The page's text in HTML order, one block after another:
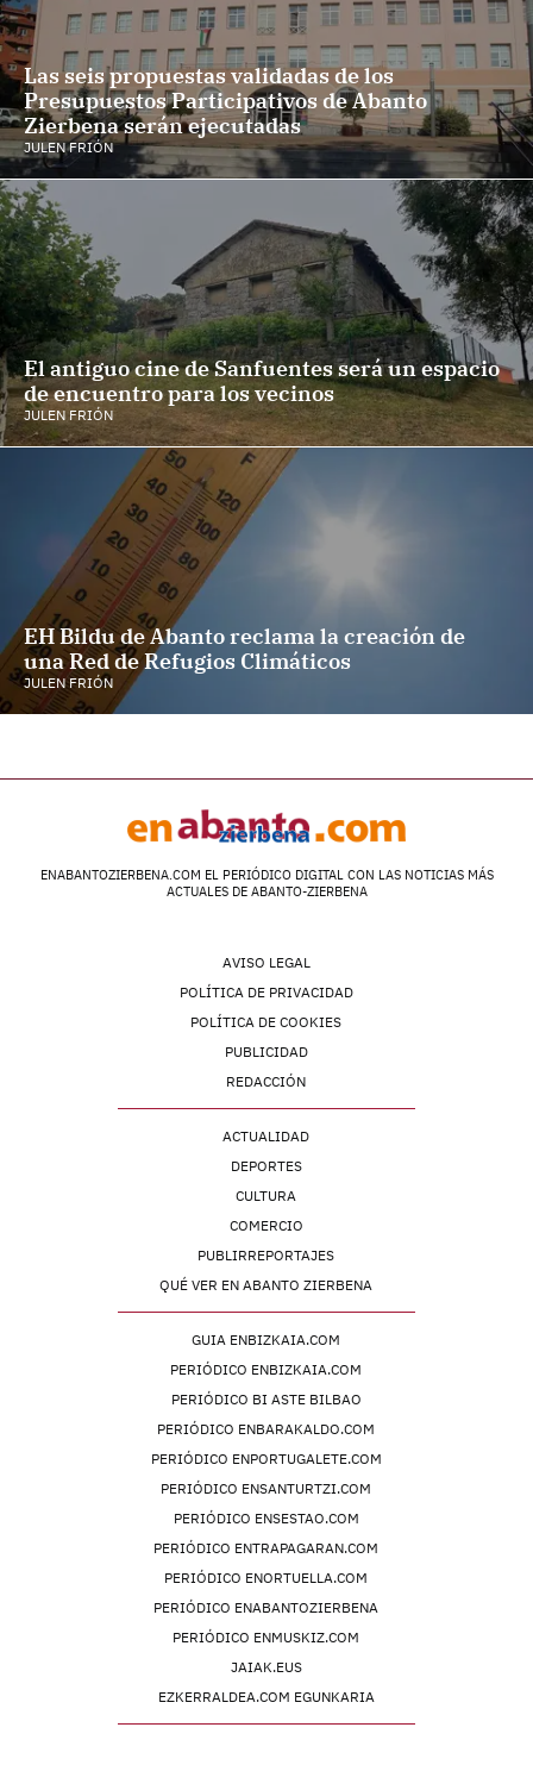
Las seis propuestas validadas de los
Presupuestos Participativos de Abanto
Zierbena serán ejecutadas
JULEN FRIÓN
El antiguo cine de Sanfuentes será un espacio
de encuentro para los vecinos
JULEN FRIÓN
EH Bildu de Abanto reclama la creación de
una Red de Refugios Climáticos
JULEN FRIÓN
ENABANTOZIERBENA.COM EL PERIÓDICO DIGITAL CON LAS NOTICIAS MÁS
ACTUALES DE ABANTO-ZIERBENA
AVISO LEGAL
POLÍTICA DE PRIVACIDAD
POLÍTICA DE COOKIES
PUBLICIDAD
REDACCIÓN
ACTUALIDAD
DEPORTES
CULTURA
COMERCIO
PUBLIRREPORTAJES
QUÉ VER EN ABANTO ZIERBENA
GUIA ENBIZKAIA.COM
PERIÓDICO ENBIZKAIA.COM
PERIÓDICO BI ASTE BILBAO
PERIÓDICO ENBARAKALDO.COM
PERIÓDICO ENPORTUGALETE.COM
PERIÓDICO ENSANTURTZI.COM
PERIÓDICO ENSESTAO.COM
PERIÓDICO ENTRAPAGARAN.COM
PERIÓDICO ENORTUELLA.COM
PERIÓDICO ENABANTOZIERBENA
PERIÓDICO ENMUSKIZ.COM
JAIAK.EUS
EZKERRALDEA.COM EGUNKARIA